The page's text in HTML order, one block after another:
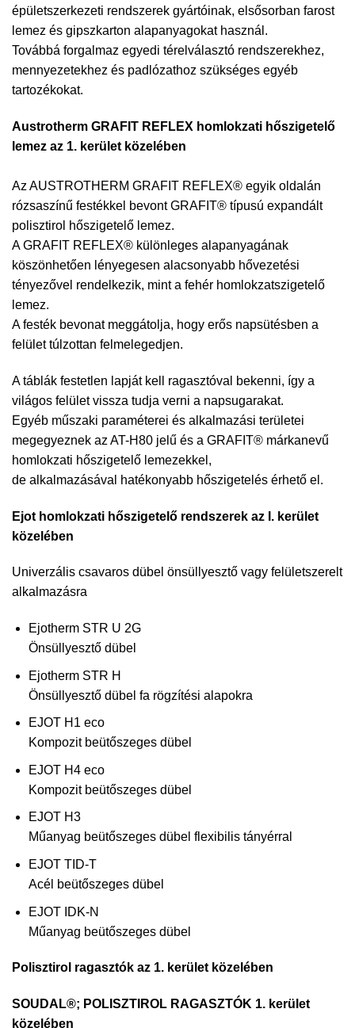
épületszerkezeti rendszerek gyártóinak, elsősorban farost
lemez és gipszkarton alapanyagokat használ.
Továbbá forgalmaz egyedi térelválasztó rendszerekhez,
mennyezetekhez és padlózathoz szükséges egyéb
tartozékokat.
Austrotherm GRAFIT REFLEX homlokzati hőszigetelő
lemez az 1. kerület közelében
Az AUSTROTHERM GRAFIT REFLEX® egyik oldalán
rózsaszínű festékkel bevont GRAFIT® típusú expandált
polisztirol hőszigetelő lemez.
A GRAFIT REFLEX® különleges alapanyagának
köszönhetően lényegesen alacsonyabb hővezetési
tényezővel rendelkezik, mint a fehér homlokzatszigetelő
lemez.
A festék bevonat meggátolja, hogy erős napsütésben a
felület túlzottan felmelegedjen.
A táblák festetlen lapját kell ragasztóval bekenni, így a
világos felület vissza tudja verni a napsugarakat.
Egyéb műszaki paraméterei és alkalmazási területei
megegyeznek az AT-H80 jelű és a GRAFIT® márkanevű
homlokzati hőszigetelő lemezekkel,
de alkalmazásával hatékonyabb hőszigetelés érhető el.
Ejot homlokzati hőszigetelő rendszerek az I. kerület
közelében
Univerzális csavaros dübel önsüllyesztő vagy felületszerelt
alkalmazásra
Ejotherm STR U 2G
Önsüllyesztő dübel
Ejotherm STR H
Önsüllyesztő dübel fa rögzítési alapokra
EJOT H1 eco
Kompozit beütőszeges dübel
EJOT H4 eco
Kompozit beütőszeges dübel
EJOT H3
Műanyag beütőszeges dübel flexibilis tányérral
EJOT TID-T
Acél beütőszeges dübel
EJOT IDK-N
Műanyag beütőszeges dübel
Polisztirol ragasztók az 1. kerület közelében
SOUDAL®; POLISZTIROL RAGASZTÓK 1. kerület
közelében